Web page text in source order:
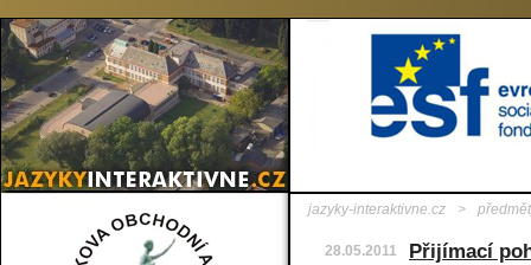
jazyky-interaktivne.cz >
28.05.2011 Přijímací